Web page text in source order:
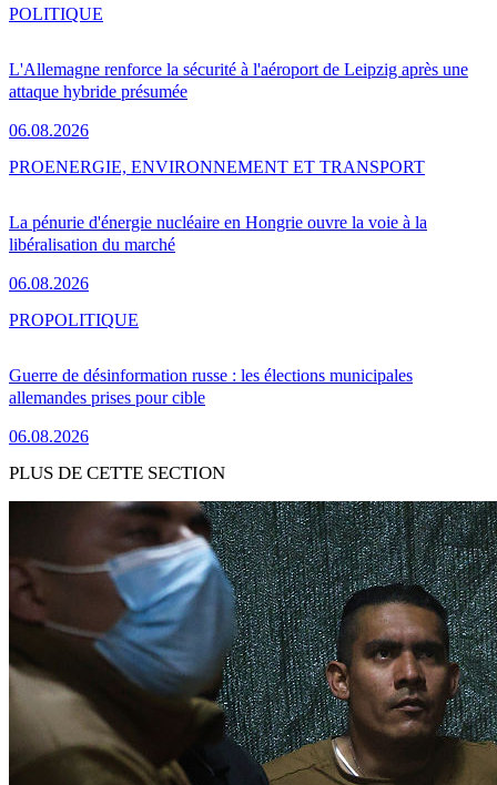
L'Allemagne renforce la sécurité à l'aéroport de Leipzig après une
attaque hybride présumée
06.08.2026
POLITIQUE
La pénurie d'énergie nucléaire en Hongrie ouvre la voie à la
libéralisation du marché
06.08.2026
PROENERGIE, ENVIRONNEMENT ET TRANSPORT
Guerre de désinformation russe : les élections municipales
allemandes prises pour cible
06.08.2026
PROPOLITIQUE
PLUS DE CETTE SECTION